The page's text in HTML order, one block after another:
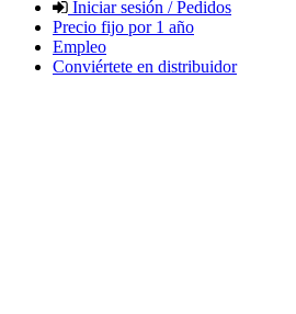
Iniciar sesión / Pedidos
Precio fijo por 1 año
Empleo
Conviértete en distribuidor